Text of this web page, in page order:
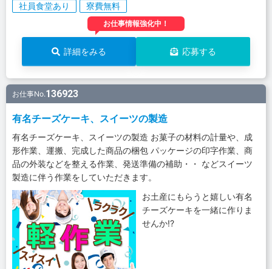
社員食堂あり
寮費無料
お仕事情報強化中！
詳細をみる 応募する
お仕事No.136923
有名チーズケーキ、スイーツの製造
有名チーズケーキ、スイーツの製造 お菓子の材料の計量や、成
形作業、運搬、完成した商品の梱包 パッケージの印字作業、商
品の外装などを整える作業、発送準備の補助・・ などスイーツ
製造に伴う作業をしていただきます。
お土産にもらうと嬉しい有名
チーズケーキを一緒に作りま
せんか!?